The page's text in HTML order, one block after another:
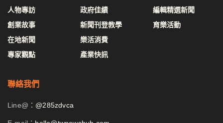
人物專訪
創業故事
在地新聞
專家觀點
政府佳績
新聞刊登教學
樂活消費
產業快訊
編輯精選新聞
育樂活動
聯絡我們
Line@： @285zdvca